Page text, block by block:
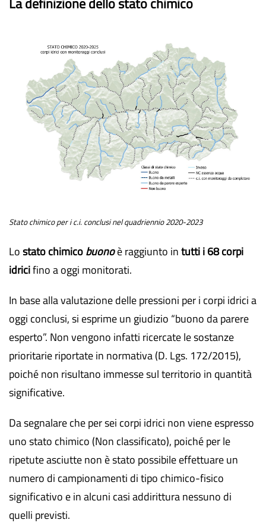
Stato chimico per i c.i. conclusi nel quadriennio 2020-2023
Lostato chimicobuonoè raggiunto intutti i 68 corpi
idricifino a oggi monitorati.
In base alla valutazione delle pressioni per i corpi idrici a
oggi conclusi, si esprime un giudizio “buono da parere
esperto”. Non vengono infatti ricercate le sostanze
prioritarie riportate in normativa (D. Lgs. 172/2015),
poiché non risultano immesse sul territorio in quantità
significative.
Da segnalare che per sei corpi idrici non viene espresso
uno stato chimico (Non classificato), poiché per le
ripetute asciutte non è stato possibile effettuare un
numero di campionamenti di tipo chimico-fisico
significativo e in alcuni casi addirittura nessuno di
quelli previsti.